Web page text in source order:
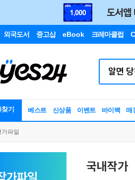
외국도서 중고샵 eBook 크레마클럽
기 베스트 신상품 이벤트 바이백 매
가파일
가파일
국내작가